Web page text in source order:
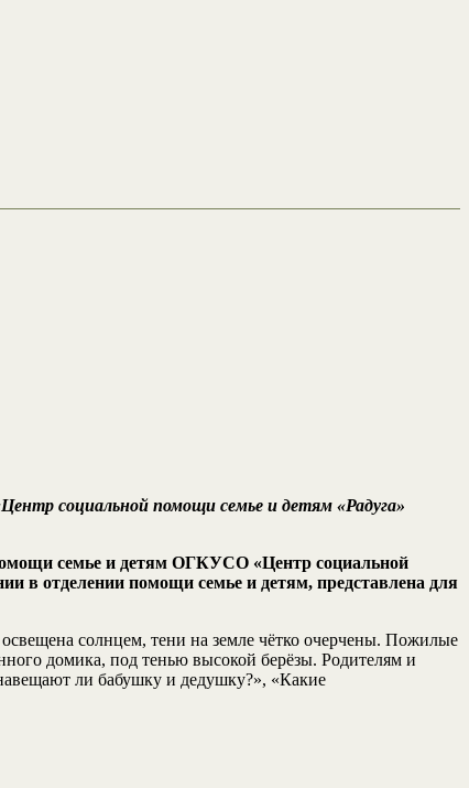
социальной помощи семье и детям «Радуга»
семье и детям ОГКУСО «Центр социальной
в отделении помощи семье и детям, представлена для
солнцем, тени на земле чётко очерчены. Пожилые
домика, под тенью высокой берёзы. Родителям и
ли бабушку и дедушку?», «Какие